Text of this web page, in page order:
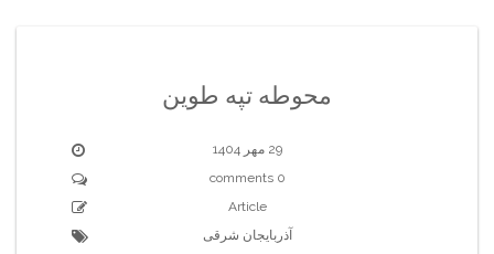
محوطه تپه طوین
29 مهر 1404
0 comments
Article
آذربایجان شرقی